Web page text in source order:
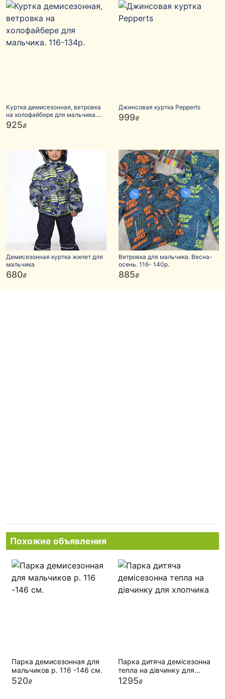
Куртка демисезонная, ветровка
на холофайбере для мальчика.
116-134р.
925₴
Джинсовая куртка Pepperts
999₴
Демисезонная куртка жилет для
мальчика
680₴
Ветровка для мальчика. Весна-
осень. 116- 140р.
885₴
Похожие объявления
Парка демисезонная для
мальчиков р. 116 -146 см.
520₴
Парка дитяча демісезонна
тепла на дівчинку для
хлопчика
1295₴